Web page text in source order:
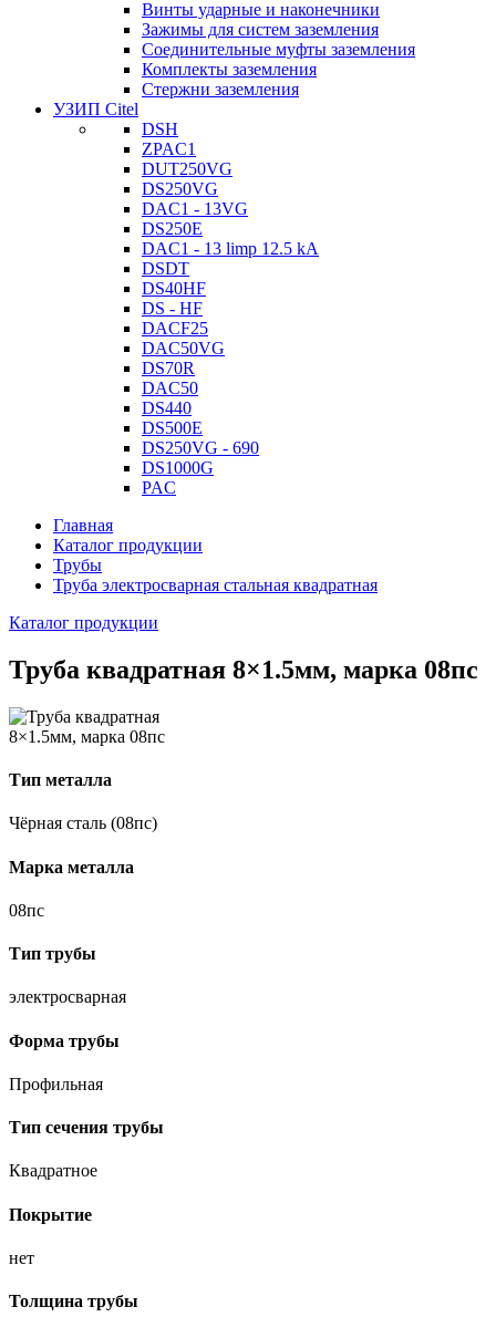
Винты ударные и наконечники
Зажимы для систем заземления
Соединительные муфты заземления
Комплекты заземления
Стержни заземления
УЗИП Citel
DSH
ZPAC1
DUT250VG
DS250VG
DAC1 - 13VG
DS250E
DAC1 - 13 limp 12.5 kA
DSDT
DS40HF
DS - HF
DACF25
DAC50VG
DS70R
DAC50
DS440
DS500E
DS250VG - 690
DS1000G
PAC
Главная
Каталог продукции
Трубы
Труба электросварная стальная квадратная
Каталог продукции
Труба квадратная 8×1.5мм, марка 08пс
Тип металла
Чёрная сталь (08пс)
Марка металла
08пс
Тип трубы
электросварная
Форма трубы
Профильная
Тип сечения трубы
Квадратное
Покрытие
нет
Толщина трубы